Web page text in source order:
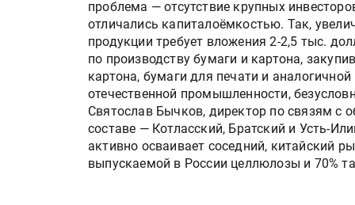
проблема — отсутствие крупных
отличались капиталоёмкостью. Так,
продукции требует вложения 2-2,5 тыс.
по производству бумаги и картона,
картона, бумаги для печати и
отечественной промышленности,
Святослав Бычков, директор по связям с
составе — Котласский, Братский и Усть-
активно осваивает соседний, китайский
выпускаемой в России целлюлозы и 70%